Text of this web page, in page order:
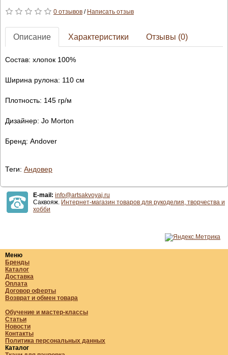
0 отзывов/ Написать отзыв
Описание Характеристики Отзывы (0)
Состав: хлопок 100%
Ширина рулона: 110 см
Плотность: 145 гр/м
Дизайнер: Jo Morton
Бренд: Andover
Теги: Андовер
E-mail: info@artsakvoyaj.ru
Саквояж. Интернет-магазин товаров для рукоделия, творчества и
хобби
Меню
Бренды
Каталог
Доставка
Оплата
Договор оферты
Возврат и обмен товара
Обучение и мастер-классы
Статьи
Новости
Контакты
Политика персональных данных
Каталог